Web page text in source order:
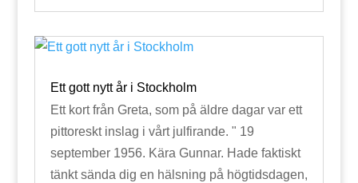
Ett gott nytt år i Stockholm
Ett kort från Greta, som på äldre dagar var ett
pittoreskt inslag i vårt julfirande. " 19
september 1956. Kära Gunnar. Hade faktiskt
tänkt sända dig en hälsning på högtidsdagen,